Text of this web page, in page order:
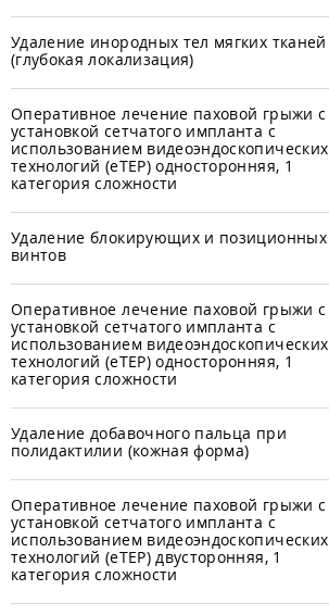
Удаление инородных тел мягких тканей
(глубокая локализация)
Оперативное лечение паховой грыжи с
установкой сетчатого импланта с
использованием видеоэндоскопических
технологий (еTЕР) односторонняя, 1
категория сложности
Удаление блокирующих и позиционных
винтов
Оперативное лечение паховой грыжи с
установкой сетчатого импланта с
использованием видеоэндоскопических
технологий (еTЕР) односторонняя, 1
категория сложности
Удаление добавочного пальца при
полидактилии (кожная форма)
Оперативное лечение паховой грыжи с
установкой сетчатого импланта с
использованием видеоэндоскопических
технологий (еTЕР) двусторонняя, 1
категория сложности